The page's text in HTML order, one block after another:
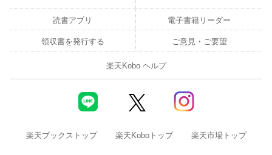
読書アプリ 電子書籍リーダー
領収書を発行する ご意見・ご要望
楽天Kobo ヘルプ
楽天ブックストップ 楽天Koboトップ 楽天市場トップ